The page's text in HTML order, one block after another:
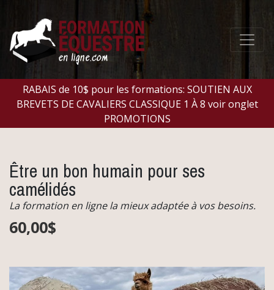
RABAIS de 10$ pour les formations: SOUTIEN AUX
BREVETS DE CAVALIERS CLASSIQUE 1 À 8 voir onglet
PROMOTIONS
Être un bon humain pour ses
camélidés
La formation en ligne la mieux adaptée à vos besoins.
60,00$